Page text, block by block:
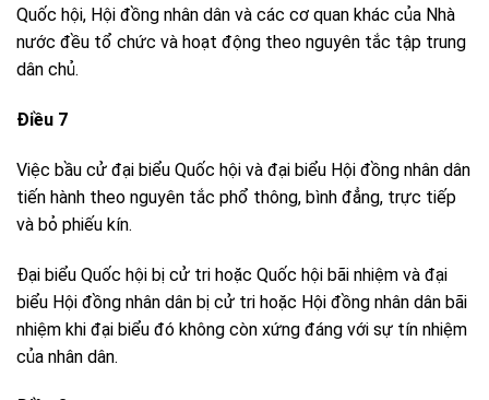
Quốc hội, Hội đồng nhân dân và các cơ quan khác của Nhà
nước đều tổ chức và hoạt động theo nguyên tắc tập trung
dân chủ.
Điều 7
Việc bầu cử đại biểu Quốc hội và đại biểu Hội đồng nhân dân
tiến hành theo nguyên tắc phổ thông, bình đẳng, trực tiếp
và bỏ phiếu kín.
Đại biểu Quốc hội bị cử tri hoặc Quốc hội bãi nhiệm và đại
biểu Hội đồng nhân dân bị cử tri hoặc Hội đồng nhân dân bãi
nhiệm khi đại biểu đó không còn xứng đáng với sự tín nhiệm
của nhân dân.